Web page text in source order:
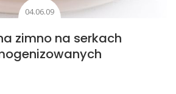
04.06.09
zimno na serkach